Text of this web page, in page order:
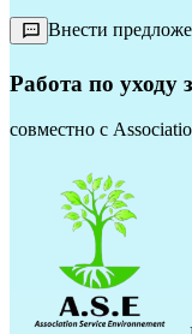
Внести
Работа по уходу
совместно с